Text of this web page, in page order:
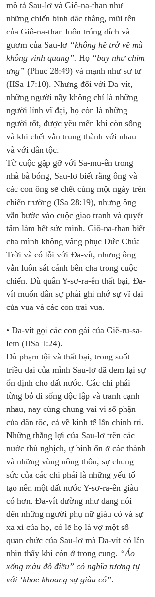
mô tả Sau-lơ và Giô-na-than như
những chiến binh đắc thắng, mũi tên
của Giô-na-than luôn trúng đích và
gươm của Sau-lơ “không hề trở về mà
không vinh quang”. Họ “bay như chim
ưng” (Phuc 28:49) và mạnh như sư tử
(IISa 17:10). Nhưng đối với Đa-vít,
những người nầy không chỉ là những
người lính vĩ đại, họ còn là những
người tốt, được yêu mến khi còn sống
và khi chết vẫn trung thành với nhau
và với dân tộc.
Từ cuộc gặp gỡ với Sa-mu-ên trong
nhà bà bóng, Sau-lơ biết rằng ông và
các con ông sẽ chết cùng một ngày trên
chiến trường (ISa 28:19), nhưng ông
vẫn bước vào cuộc giao tranh và quyết
tâm làm hết sức mình. Giô-na-than biết
cha mình không vâng phục Đức Chúa
Trời và có lỗi với Đa-vít, nhưng ông
vẫn luôn sát cánh bên cha trong cuộc
chiến. Dù quân Y-sơ-ra-ên thất bại, Đa-
vít muốn dân sự phải ghi nhớ sự vĩ đại
của vua và các con trai vua.
• Đa-vít gọi các con gái của Giê-ru-sa-
lem (IISa 1:24).
Dù phạm tội và thất bại, trong suốt
triều đại của mình Sau-lơ đã đem lại sự
ổn định cho đất nước. Các chi phái
từng bỏ đi sống độc lập và tranh cạnh
nhau, nay cùng chung vai vì số phận
của dân tộc, cả về kinh tế lẫn chính trị.
Những thắng lợi của Sau-lơ trên các
nước thù nghịch, ự bình ổn ở các thành
và những vùng nông thôn, sự chung
sức của các chi phái là những yếu tố
tạo nên một đất nước Y-sơ-ra-ên giàu
có hơn. Đa-vít dường như đang nói
đến những người phụ nữ giàu có và sự
xa xỉ của họ, có lẽ họ là vợ một số
quan chức của Sau-lơ mà Đa-vít có lần
nhìn thấy khi còn ở trong cung. “Áo
xống màu đỏ điều” có nghĩa tương tự
với ‘khoe khoang sự giàu có”.